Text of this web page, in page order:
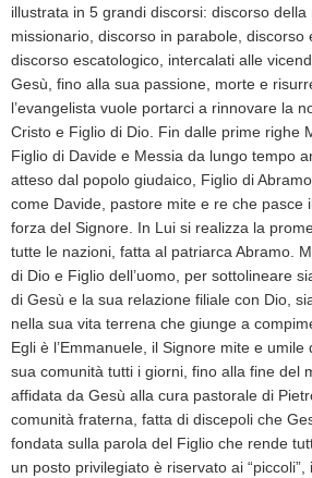
illustrata in 5 grandi discorsi: discorso
missionario, discorso in parabole, discorso
discorso escatologico, intercalati alle
Gesù , fino alla sua passione, morte e
l’evangelista vuole portarci a rinnovare la
Cristo e Figlio di Dio. Fin dalle prime righe
Figlio di Davide e Messia da lungo tempo
atteso dal popolo giudaico, Figlio di
come Davide, pastore mite e re che pasce
forza del Signore. In Lui si realizza la
tutte le nazioni, fatta al patriarca Abramo.
di Dio e Figlio dell’uomo, per sottolineare
di Gesù e la sua relazione filiale con Dio,
nella sua vita terrena che giunge a
Egli è l’Emmanuele, il Signore mite e
sua comunità tutti i giorni, fino alla fine del
affidata da Gesù alla cura pastorale di
comunità fraterna, fatta di discepoli che
fondata sulla parola del Figlio che rende
un posto privilegiato è riservato ai